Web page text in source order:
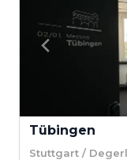
Tübingen
Stuttgart /